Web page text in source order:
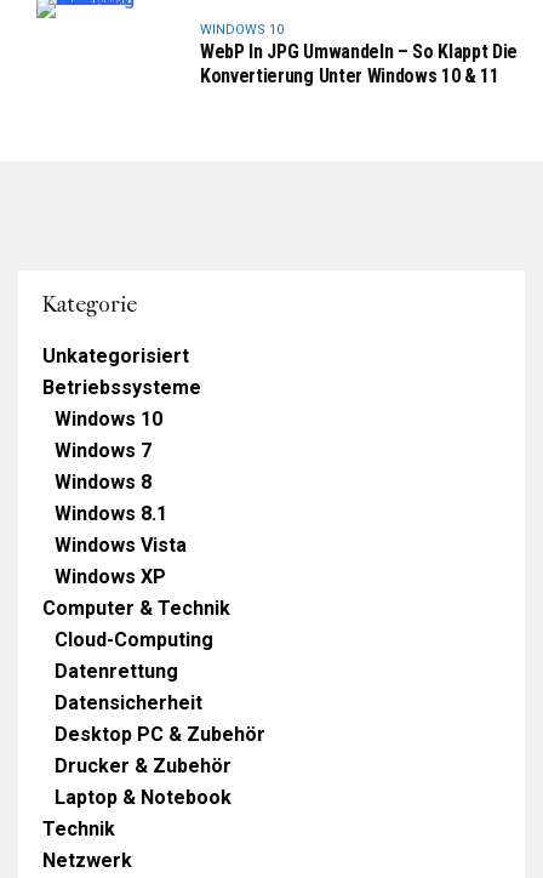
WINDOWS 10
WebP In JPG Umwandeln – So Klappt Die
Konvertierung Unter Windows 10 & 11
Kategorie
Unkategorisiert
Betriebssysteme
Windows 10
Windows 7
Windows 8
Windows 8.1
Windows Vista
Windows XP
Computer & Technik
Cloud-Computing
Datenrettung
Datensicherheit
Desktop PC & Zubehör
Drucker & Zubehör
Laptop & Notebook
Technik
Netzwerk